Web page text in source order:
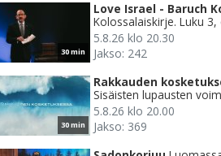
30 min
Love Israel - Baruch
Kolossalaiskirje. Luku
5.8.26 klo 20.30
Jakso: 242
30 min
Rakkauden
Sisäisten lupausten
5.8.26 klo 20.00
Jakso: 369